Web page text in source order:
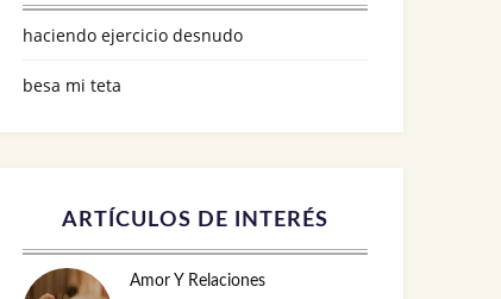
haciendo ejercicio desnudo
besa mi teta
ARTÍCULOS DE INTERÉS
Amor Y Relaciones